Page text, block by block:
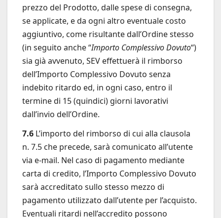
prezzo del Prodotto, dalle spese di consegna,
se applicate, e da ogni altro eventuale costo
aggiuntivo, come risultante dall’Ordine stesso
(in seguito anche “Importo Complessivo Dovuto“)
sia già avvenuto, SEV effettuerà il rimborso
dell’Importo Complessivo Dovuto senza
indebito ritardo ed, in ogni caso, entro il
termine di 15 (quindici) giorni lavorativi
dall’invio dell’Ordine.
7.6 L’importo del rimborso di cui alla clausola
n. 7.5 che precede, sarà comunicato all’utente
via e-mail. Nel caso di pagamento mediante
carta di credito, l’Importo Complessivo Dovuto
sarà accreditato sullo stesso mezzo di
pagamento utilizzato dall’utente per l’acquisto.
Eventuali ritardi nell’accredito possono